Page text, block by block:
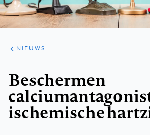
ARTIKELEN
HET
KORT
NIEUWS
Beschermen
ischemische